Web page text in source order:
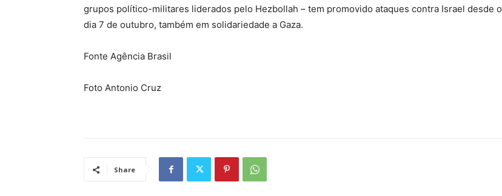
grupos político-militares liderados pelo Hezbollah – tem promovido ataques contra Israel desde o
dia 7 de outubro, também em solidariedade a Gaza.
Fonte Agência Brasil
Foto Antonio Cruz
Share